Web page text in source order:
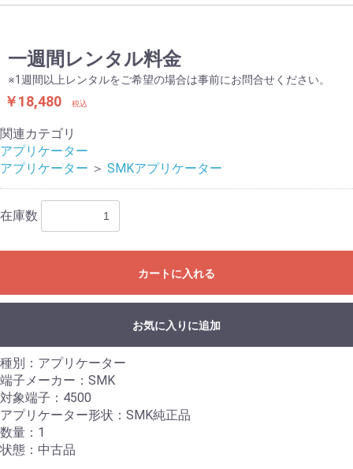
一週間レンタル料金
※1週間以上レンタルをご希望の場合は事前にお問合せください。
￥18,480 税込
関連カテゴリ
アプリケーター
アプリケーター ＞ SMKアプリケーター
在庫数
カートに入れる
お気に入りに追加
種別：アプリケーター
端子メーカー：SMK
対象端子：4500
アプリケーター形状：SMK純正品
数量：1
状態：中古品